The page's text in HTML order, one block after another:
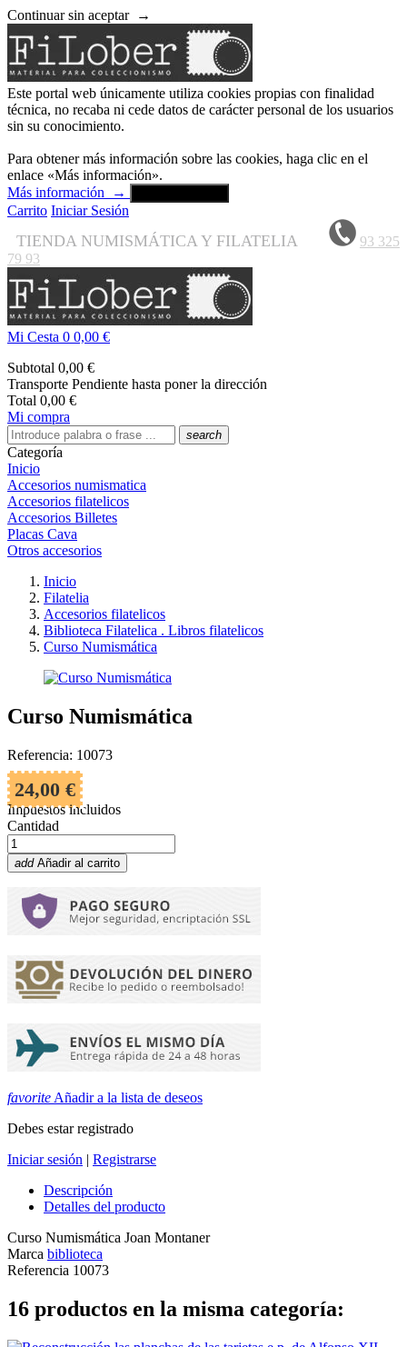
Continuar sin aceptar →
Este portal web únicamente utiliza cookies propias con finalidad
técnica, no recaba ni cede datos de carácter personal de los usuarios
sin su conocimiento.
Para obtener más información sobre las cookies, haga clic en el
enlace «Más información».
Más información
→
Carrito Iniciar Sesión
TIENDA NUMISMÁTICA Y FILATELIA
93 325
79 93
Mi Cesta 0 0,00 €
Subtotal 0,00 €
Transporte Pendiente hasta poner la dirección
Total 0,00 €
Mi compra
search
Categoría
Inicio
Accesorios numismatica
Accesorios filatelicos
Accesorios Billetes
Placas Cava
Otros accesorios
Inicio
Filatelia
Accesorios filatelicos
Biblioteca Filatelica . Libros filatelicos
Curso Numismática
Curso Numismática
Referencia: 10073
24,00 €
Impuestos incluidos
Cantidad
add Añadir al carrito
favorite Añadir a la lista de deseos
Debes estar registrado
Iniciar sesión | Registrarse
Descripción
Detalles del producto
Curso Numismática Joan Montaner
Marca biblioteca
Referencia 10073
16 productos en la misma categoría: